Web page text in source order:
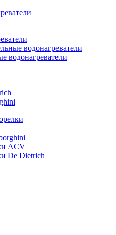
водонагреватели
водонагреватели
ACV
De Dietrich